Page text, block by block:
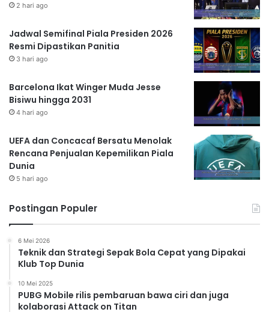
2 hari ago
Jadwal Semifinal Piala Presiden 2026
Resmi Dipastikan Panitia
3 hari ago
Barcelona Ikat Winger Muda Jesse
Bisiwu hingga 2031
4 hari ago
UEFA dan Concacaf Bersatu Menolak
Rencana Penjualan Kepemilikan Piala
Dunia
5 hari ago
Postingan Populer
6 Mei 2026
Teknik dan Strategi Sepak Bola Cepat yang Dipakai
Klub Top Dunia
10 Mei 2025
PUBG Mobile rilis pembaruan bawa ciri dan juga
kolaborasi Attack on Titan